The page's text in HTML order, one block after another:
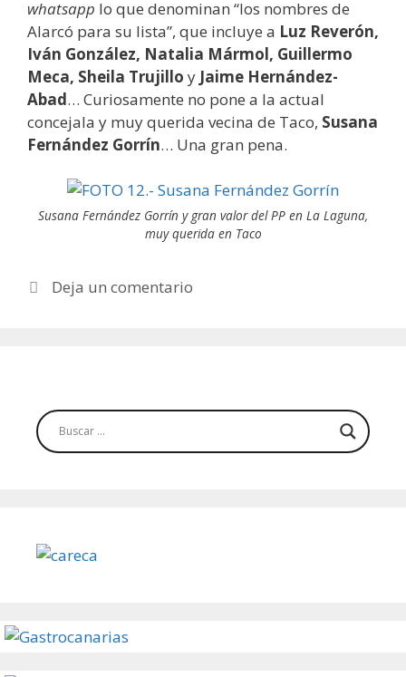
whatsapp lo que denominan “los nombres de
Alarcó para su lista”, que incluye a Luz Reverón,
Iván González, Natalia Mármol, Guillermo
Meca, Sheila Trujillo y Jaime Hernández-
Abad… Curiosamente no pone a la actual
concejala y muy querida vecina de Taco, Susana
Fernández Gorrín… Una gran pena.
Susana Fernández Gorrín y gran valor del PP en La Laguna,
muy querida en Taco
Deja un comentario